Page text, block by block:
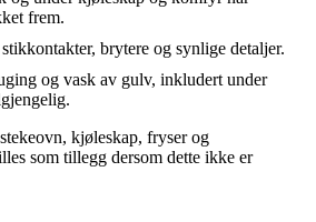
frem.
brytere og synlige detaljer.
og vask av gulv, inkludert under
kjøleskap, fryser og
som tillegg dersom dette ikke er